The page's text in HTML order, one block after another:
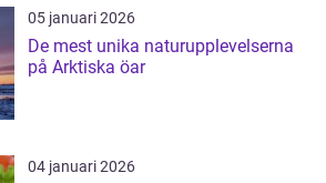
05 januari 2026
De mest unika naturupplevelserna
på Arktiska öar
04 januari 2026